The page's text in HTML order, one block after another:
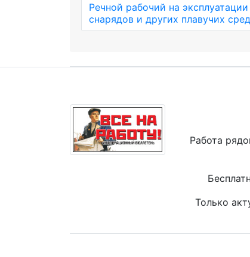
Речной рабочий на
снарядов и других плавучих
Работа
Только